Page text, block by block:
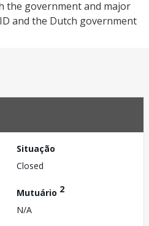
the government and major
and the Dutch government
Situação
Closed
Mutuário 2
N/A